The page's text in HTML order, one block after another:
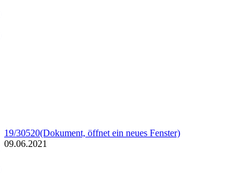
19/30520(Dokument, öffnet ein neues Fenster)
09.06.2021